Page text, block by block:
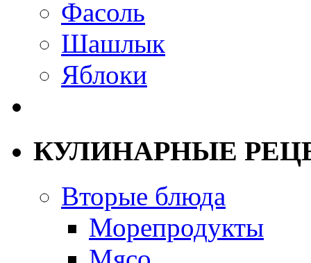
Фасоль
Шашлык
Яблоки
КУЛИНАРНЫЕ
Вторые блюда
Морепродукты